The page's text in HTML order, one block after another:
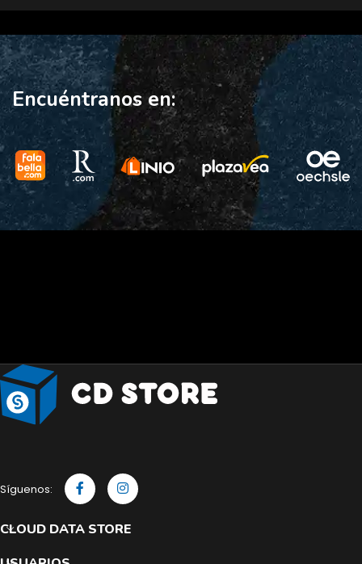
Encuéntranos en:
Síguenos:
CLOUD DATA STORE